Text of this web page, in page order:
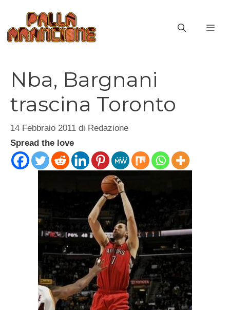
contenuto
Nba, Bargnani
trascina Toronto
14 Febbraio 2011 di Redazione
Spread the love